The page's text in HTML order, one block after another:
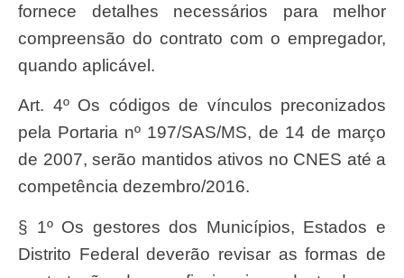
fornece detalhes necessários para melhor
compreensão do contrato com o empregador,
quando aplicável.
Art. 4º Os códigos de vínculos preconizados
pela Portaria nº 197/SAS/MS, de 14 de março
de 2007, serão mantidos ativos no CNES até a
competência dezembro/2016.
§ 1º Os gestores dos Municípios, Estados e
Distrito Federal deverão revisar as formas de